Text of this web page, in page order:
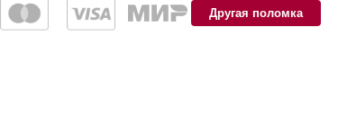
Другая поломка